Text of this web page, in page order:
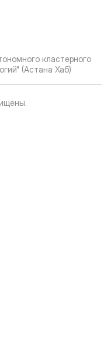
кластерного
(Астана Хаб)
.